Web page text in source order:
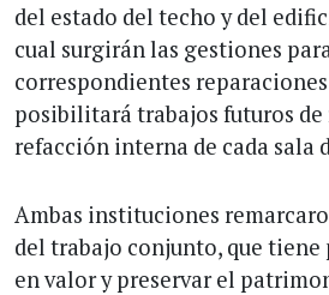
del estado del techo y del
cual surgirán las gestiones
correspondientes
posibilitará trabajos futuros
refacción interna de cada sala
Ambas instituciones
del trabajo conjunto, que
en valor y preservar el